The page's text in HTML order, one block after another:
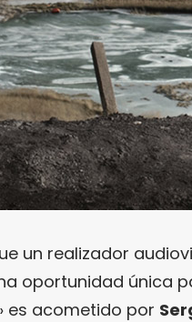
un realizador
oportunidad única
es acometido por